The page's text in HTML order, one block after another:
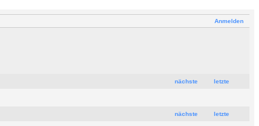
Anmelden
nächste letzte
nächste letzte